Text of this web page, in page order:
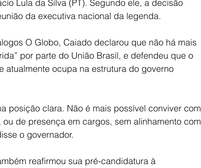
Lula da Silva (PT). Segundo ele, a decisão
da executiva nacional da legenda.
O Globo, Caiado declarou que não há mais
por parte do União Brasil, e defendeu que o
atualmente ocupa na estrutura do governo
posição clara. Não é mais possível conviver com
de presença em cargos, sem alinhamento com
o governador.
reafirmou sua pré-candidatura à